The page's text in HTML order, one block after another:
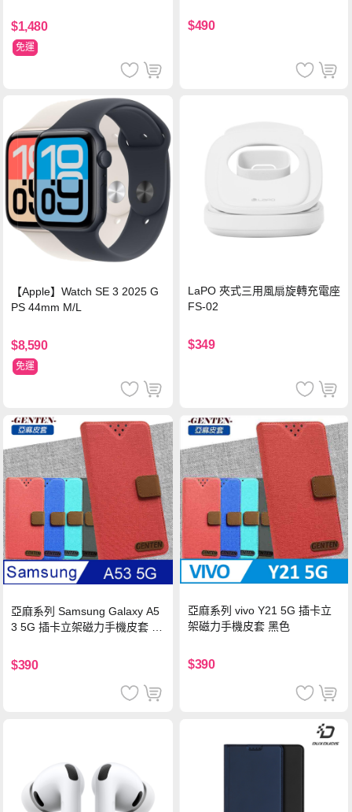
$1,480
免運
機/平板/筆電
$490
【Apple】Watch SE 3 2025 G
PS 44mm M/L
$8,590
免運
LaPO 夾式三用風扇旋轉充電座
FS-02
$349
亞麻系列 Samsung Galaxy A5
3 5G 插卡立架磁力手機皮套 藍
$390
亞麻系列 vivo Y21 5G 插卡立
架磁力手機皮套 黑色
$390